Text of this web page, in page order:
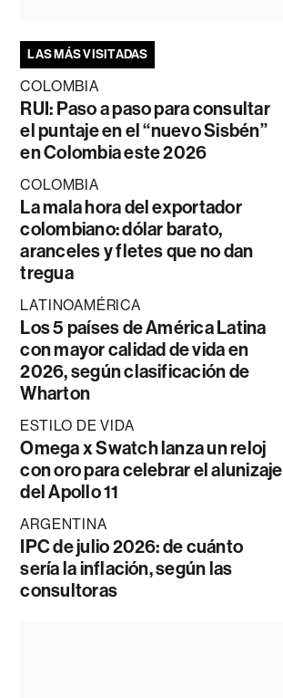
LAS MÁS VISITADAS
COLOMBIA
RUI: Paso a paso para consultar
el puntaje en el “nuevo Sisbén”
en Colombia este 2026
COLOMBIA
La mala hora del exportador
colombiano: dólar barato,
aranceles y fletes que no dan
tregua
LATINOAMÉRICA
Los 5 países de América Latina
con mayor calidad de vida en
2026, según clasificación de
Wharton
ESTILO DE VIDA
Omega x Swatch lanza un reloj
con oro para celebrar el alunizaje
del Apollo 11
ARGENTINA
IPC de julio 2026: de cuánto
sería la inflación, según las
consultoras